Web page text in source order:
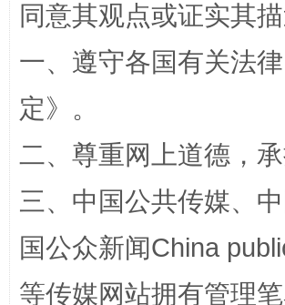
同意其观点或证实其
一、遵守各国有关法
定》。
二、尊重网上道德，
三、中国公共传媒、
国公众新闻China
等传媒网站拥有管理